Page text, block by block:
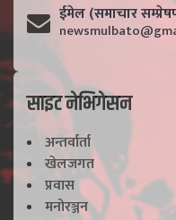
ईमेल (समाचार
साइट नेभिगेसन
अन्तर्वार्ता
खेलजगत
प्रवास
मनोरञ्जन